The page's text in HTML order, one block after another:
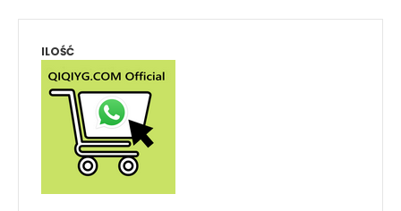
ILOŚĆ